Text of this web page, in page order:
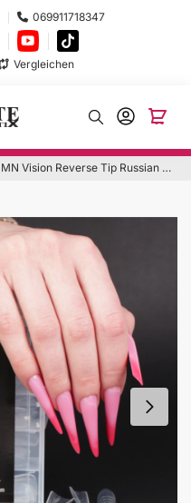
069911718347
Vergleichen
MN Vision Reverse Tip Russian Almond 120PCS